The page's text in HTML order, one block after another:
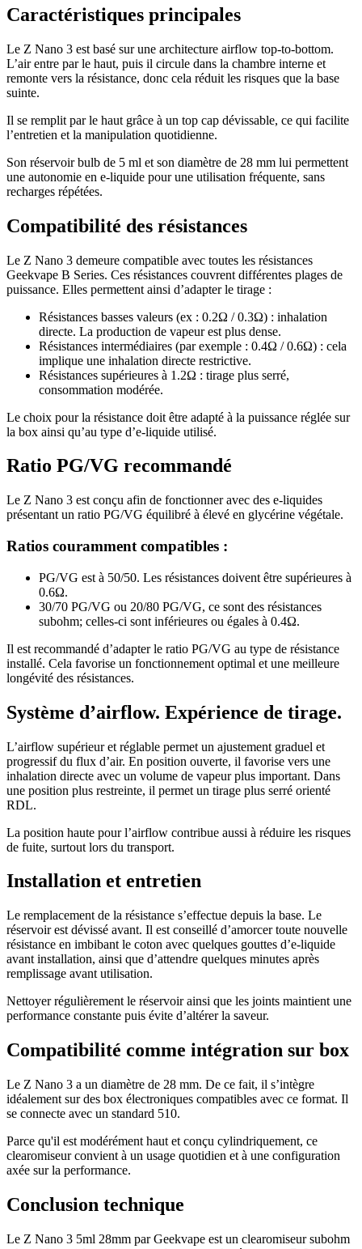
Caractéristiques principales
Le Z Nano 3 est basé sur une architecture airflow top-to-bottom.
L’air entre par le haut, puis il circule dans la chambre interne et
remonte vers la résistance, donc cela réduit les risques que la base
suinte.
Il se remplit par le haut grâce à un top cap dévissable, ce qui facilite
l’entretien et la manipulation quotidienne.
Son réservoir bulb de 5 ml et son diamètre de 28 mm lui permettent
une autonomie en e-liquide pour une utilisation fréquente, sans
recharges répétées.
Compatibilité des résistances
Le Z Nano 3 demeure compatible avec toutes les résistances
Geekvape B Series. Ces résistances couvrent différentes plages de
puissance. Elles permettent ainsi d’adapter le tirage :
Résistances basses valeurs (ex : 0.2Ω / 0.3Ω) : inhalation
directe. La production de vapeur est plus dense.
Résistances intermédiaires (par exemple : 0.4Ω / 0.6Ω) : cela
implique une inhalation directe restrictive.
Résistances supérieures à 1.2Ω : tirage plus serré,
consommation modérée.
Le choix pour la résistance doit être adapté à la puissance réglée sur
la box ainsi qu’au type d’e-liquide utilisé.
Ratio PG/VG recommandé
Le Z Nano 3 est conçu afin de fonctionner avec des e-liquides
présentant un ratio PG/VG équilibré à élevé en glycérine végétale.
Ratios couramment compatibles :
PG/VG est à 50/50. Les résistances doivent être supérieures à
0.6Ω.
30/70 PG/VG ou 20/80 PG/VG, ce sont des résistances
subohm; celles-ci sont inférieures ou égales à 0.4Ω.
Il est recommandé d’adapter le ratio PG/VG au type de résistance
installé. Cela favorise un fonctionnement optimal et une meilleure
longévité des résistances.
Système d’airflow. Expérience de tirage.
L’airflow supérieur et réglable permet un ajustement graduel et
progressif du flux d’air. En position ouverte, il favorise vers une
inhalation directe avec un volume de vapeur plus important. Dans
une position plus restreinte, il permet un tirage plus serré orienté
RDL.
La position haute pour l’airflow contribue aussi à réduire les risques
de fuite, surtout lors du transport.
Installation et entretien
Le remplacement de la résistance s’effectue depuis la base. Le
réservoir est dévissé avant. Il est conseillé d’amorcer toute nouvelle
résistance en imbibant le coton avec quelques gouttes d’e-liquide
avant installation, ainsi que d’attendre quelques minutes après
remplissage avant utilisation.
Nettoyer régulièrement le réservoir ainsi que les joints maintient une
performance constante puis évite d’altérer la saveur.
Compatibilité comme intégration sur box
Le Z Nano 3 a un diamètre de 28 mm. De ce fait, il s’intègre
idéalement sur des box électroniques compatibles avec ce format. Il
se connecte avec un standard 510.
Parce qu'il est modérément haut et conçu cylindriquement, ce
clearomiseur convient à un usage quotidien et à une configuration
axée sur la performance.
Conclusion technique
Le Z Nano 3 5ml 28mm par Geekvape est un clearomiseur subohm